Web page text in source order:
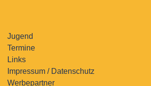
Jugend
Termine
Links
Impressum / Datenschutz
Werbepartner